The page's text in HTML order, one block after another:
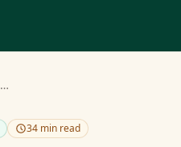
Seerah (Biography of the Prophet Muhammad)
34 min read